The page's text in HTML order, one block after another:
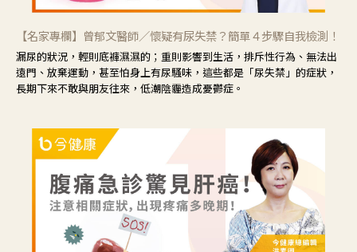
【名家專欄】曾郁文醫師／懷疑有尿失禁？簡單４步驟自我檢測！
漏尿的狀況，輕則底褲濕濕的；重則影響到生活，排斥性行為、無法出
遠門、放棄運動，甚至怕身上有尿騷味，這些都是「尿失禁」的症狀，
長期下來不敢與朋友往來，低潮陰霾造成憂鬱症。